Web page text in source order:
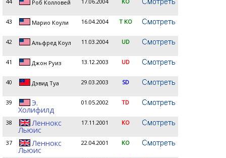
Роб Колловей
43 Марио Коули 16.04.2004 T KO
42 Альфред Коул 11.03.2004 UD
41 Джон Руиз 13.12.2003 UD
40 Дэвид Туа 29.03.2003 SD
39 Э.
Холифилд
01.05.2002 TD
38 Леннокс
Льюис
17.11.2001 KO
37 Леннокс
Льюис
22.04.2001 KO